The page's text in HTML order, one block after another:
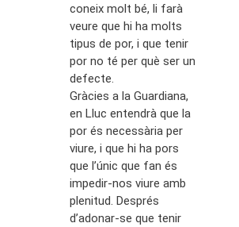
coneix molt bé, li farà
veure que hi ha molts
tipus de por, i que tenir
por no té per què ser un
defecte.
Gràcies a la Guardiana,
en Lluc entendrà que la
por és necessària per
viure, i que hi ha pors
que l’únic que fan és
impedir-nos viure amb
plenitud. Després
d’adonar-se que tenir